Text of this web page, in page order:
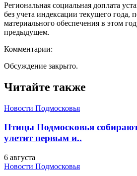
Региональная социальная доплата
без учета индексации текущего года,
материального обеспечения в этом
предыдущем.
Комментарии:
Обсуждение закрыто.
Читайте также
Новости Подмосковья
Птицы Подмосковья
улетит первым и..
6 августа
Новости Подмосковья